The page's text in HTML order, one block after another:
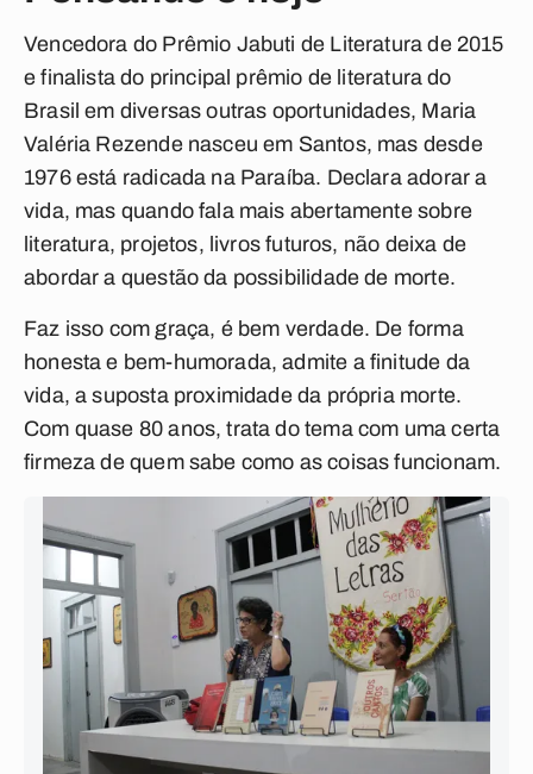
Vencedora do Prêmio Jabuti de Literatura de 2015
e finalista do principal prêmio de literatura do
Brasil em diversas outras oportunidades, Maria
Valéria Rezende nasceu em Santos, mas desde
1976 está radicada na Paraíba. Declara adorar a
vida, mas quando fala mais abertamente sobre
literatura, projetos, livros futuros, não deixa de
abordar a questão da possibilidade de morte.
Faz isso com graça, é bem verdade. De forma
honesta e bem-humorada, admite a finitude da
vida, a suposta proximidade da própria morte.
Com quase 80 anos, trata do tema com uma certa
firmeza de quem sabe como as coisas funcionam.